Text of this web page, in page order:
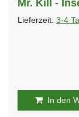
Mr. Kill -
Lieferzeit: 3-4
In den